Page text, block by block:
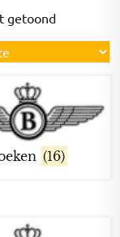
getoondGesorteerd
op
nieuwste
(16)